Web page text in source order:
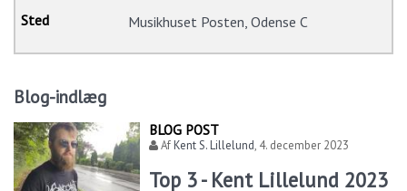
Musikhuset Posten, Odense C
Blog-indlæg
BLOG POST
AfKent S. Lillelund, 4. december 2023
Top 3 - Kent Lillelund 2023